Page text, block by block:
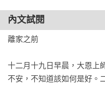
騎著靈鷲朝塔
以歌抒情
內文試閱
離家之前
十二月十九日早晨，大恩上
不安，不知道該如何是好。